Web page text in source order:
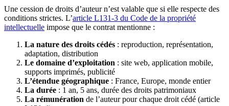
Une cession de droits d’auteur n’est valable que si elle respecte des
conditions strictes. L’article L131-3 du Code de la propriété
intellectuelle impose que le contrat mentionne :
La nature des droits cédés : reproduction, représentation,
adaptation, distribution
Le domaine d’exploitation : site web, application mobile,
supports imprimés, publicité
L’étendue géographique : France, Europe, monde entier
La durée : 1 an, 5 ans, durée des droits patrimoniaux
La rémunération de l’auteur pour chaque droit cédé (article